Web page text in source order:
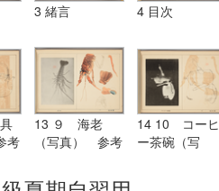
3 緒言 4 目次
考
13 ９ 海老
（写真） 参考
14 10 コーヒ
ー茶碗（写